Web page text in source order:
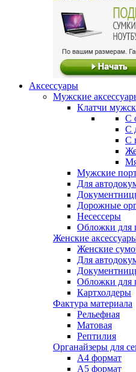
Аксессуары
Мужские
Клатчи
С
С
С
Мужские
Для
Дорожные
Несессеры
Обложки для
Женские
Женские
Для
Обложки для
Картхолдеры
Фактура материала
Рельефная
Матовая
Рептилия
Органайзеры для
А4 формат
А5 формат